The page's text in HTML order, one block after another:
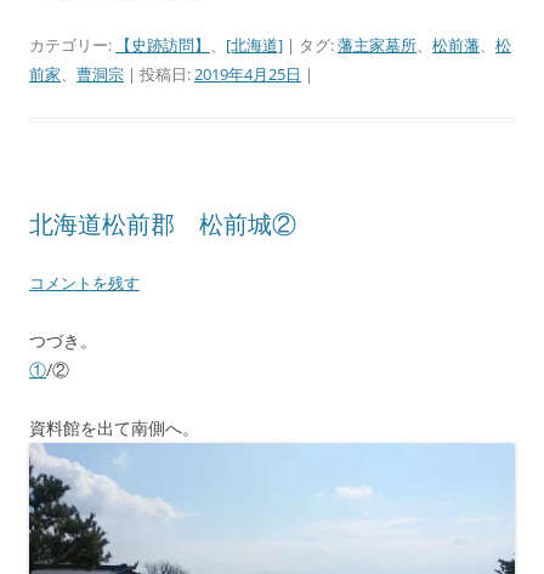
カテゴリー: 【史跡訪問】 、 [北海道] | タグ:藩主家墓所、 松前藩、 松
前家、 曹洞宗 | 投稿日:2019年4月25日 |
北海道松前郡 松前城②
コメントを残す
つづき。
①/②
資料館を出て南側へ。